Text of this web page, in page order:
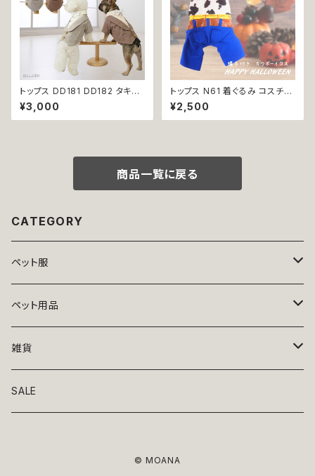
トップス DD181 DD182 タキシ
ード スーツ フォーマル 蝶ネクタ
イ リボン 犬 猫 ペット 服 犬の
服 猫の服 犬服 猫服 ドッグウェ
¥3,000
トップス N61 着ぐるみ コスチュ
ーム コスプレ キャラクター ブル
ー ホワイト レッド 帽子付き カ
ウボーイ 衣装 仮装 変身 ハロ
レ かわいい 小型犬 返品交換不
¥2,500
商品一覧に戻る
CATEGORY
ペット服
トップス
ニット
アロハ
ボトムス
ワンピース
ペット用品
ベッド
リード・首輪
雑貨
アート
SALE
© MOANA